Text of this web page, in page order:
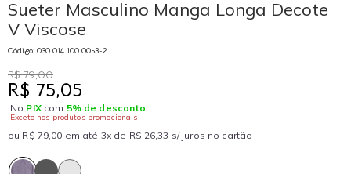
Sueter Masculino Manga Longa Decote
V Viscose
Código: 030 014 100 0053-2
R$ 79,00
R$ 75,05
No PIXcom 5% de desconto .
Exceto nos produtos promocionais
ou R$ 79,00 em até 3x de R$ 26,33 s/ juros no cartão